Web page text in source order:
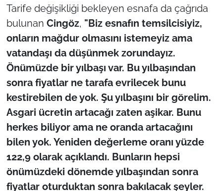
Tarife değişikliği bekleyen esnafa da çağrıda
bulunan Cingöz, "Biz esnafın temsilcisiyiz,
onların mağdur olmasını istemeyiz ama
vatandaşı da düşünmek zorundayız.
Önümüzde bir yılbaşı var. Bu yılbaşından
sonra fiyatlar ne tarafa evrilecek bunu
kestirebilen de yok. Şu yılbaşını bir görelim.
Asgari ücretin artacağı zaten aşikar. Bunu
herkes biliyor ama ne oranda artacağını
bilen yok. Yeniden değerleme oranı yüzde
122,9 olarak açıklandı. Bunların hepsi
önümüzdeki dönemde yılbaşından sonra
fiyatlar oturduktan sonra bakılacak şeyler.